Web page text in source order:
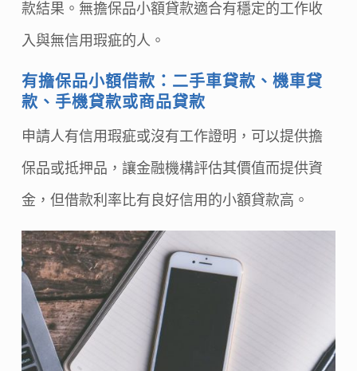
款結果。無擔保品小額貸款適合有穩定的工作收
入與無信用瑕疵的人。
有擔保品小額借款：二手車貸款、機車貸
款、手機貸款或商品貸款
申請人有信用瑕疵或沒有工作證明，可以提供擔
保品或抵押品，讓金融機構評估其價值而提供資
金，但借款利率比有良好信用的小額貸款高。